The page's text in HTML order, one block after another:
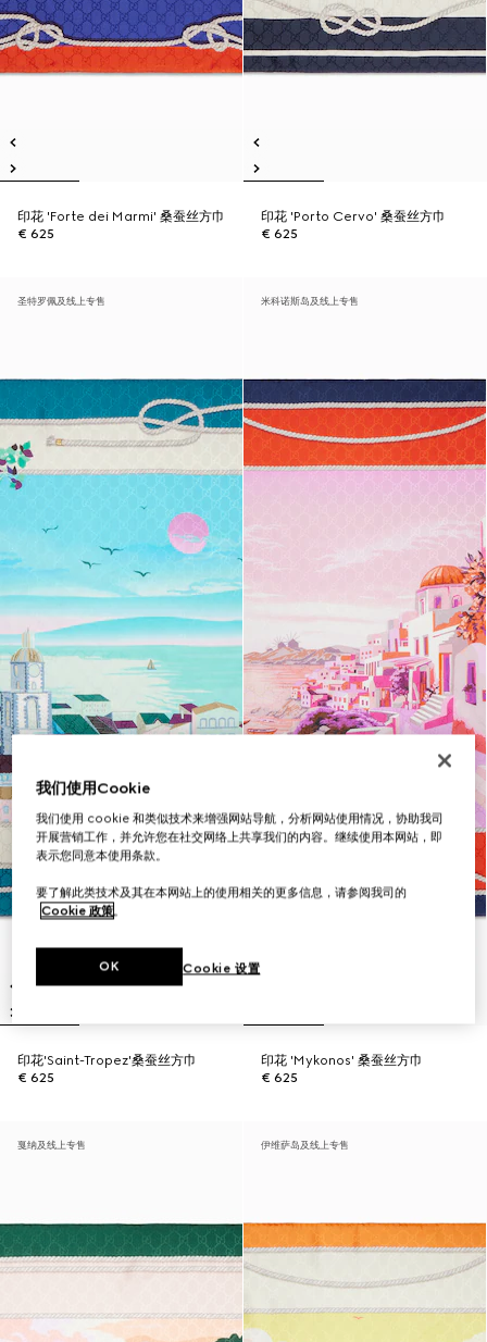
印花 'Forte dei Marmi' 桑蚕丝方巾
€ 625
印花 'Porto Cervo' 桑蚕丝方巾
€ 625
圣特罗佩及线上专售
印花'Saint-Tropez'桑蚕丝方巾
€ 625
米科诺斯岛及线上专售
印花 'Mykonos' 桑蚕丝方巾
€ 625
戛纳及线上专售 伊维萨岛及线上专售
我们使用Cookie
我们使用 cookie 和类似技术来增强网站导航，分析网站使用情况，协助我司
开展营销工作，并允许您在社交网络上共享我们的内容。继续使用本网站，即
表示您同意本使用条款。
要了解此类技术及其在本网站上的使用相关的更多信息，请参阅我司的
Cookie 政策。
Cookie 设置
OK